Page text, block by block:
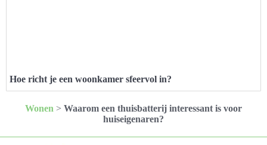
Hoe richt je een woonkamer sfeervol in?
Wonen > Waarom een thuisbatterij interessant is voor
huiseigenaren?